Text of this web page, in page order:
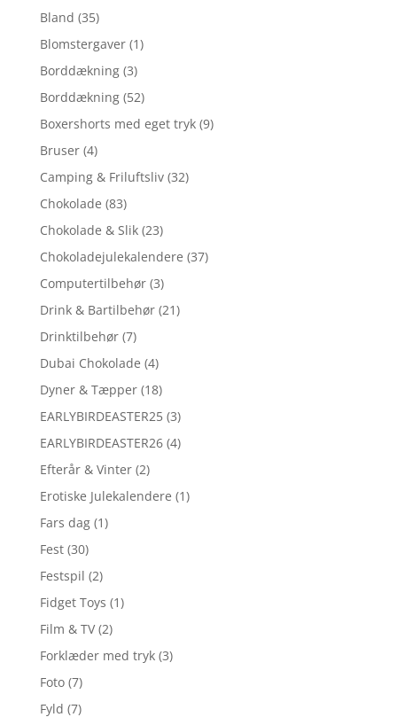
Bland (35)
Blomstergaver (1)
Borddækning (3)
Borddækning (52)
Boxershorts med eget tryk (9)
Bruser (4)
Camping & Friluftsliv (32)
Chokolade (83)
Chokolade & Slik (23)
Chokoladejulekalendere (37)
Computertilbehør (3)
Drink & Bartilbehør (21)
Drinktilbehør (7)
Dubai Chokolade (4)
Dyner & Tæpper (18)
EARLYBIRDEASTER25 (3)
EARLYBIRDEASTER26 (4)
Efterår & Vinter (2)
Erotiske Julekalendere (1)
Fars dag (1)
Fest (30)
Festspil (2)
Fidget Toys (1)
Film & TV (2)
Forklæder med tryk (3)
Foto (7)
Fyld (7)